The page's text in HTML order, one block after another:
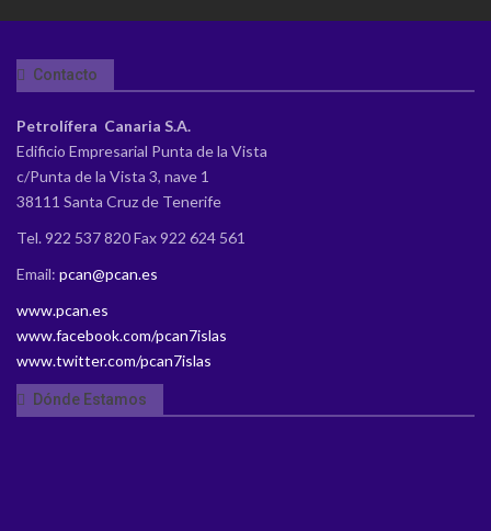
Contacto
Petrolífera Canaria S.A.
Edificio Empresarial Punta de la Vista
c/Punta de la Vista 3, nave 1
38111 Santa Cruz de Tenerife
Tel. 922 537 820 Fax 922 624 561
Email: pcan@pcan.es
www.pcan.es
www.facebook.com/pcan7islas
www.twitter.com/pcan7islas
Dónde Estamos